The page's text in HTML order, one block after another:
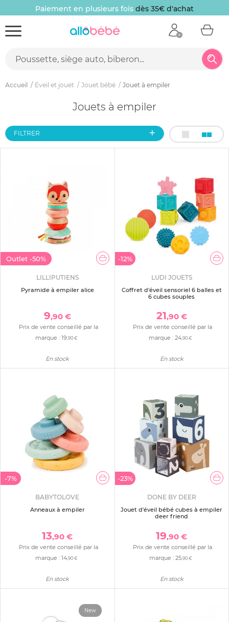
Paiement en plusieurs fois dès 35€ d'achat
Accueil Éveil et jouet Jouet bébé Jouet à empiler
Jouets à empiler
FILTRER
Outlet -50%
LILLIPUTIENS
Pyramide à empiler alice
9,90 €
Prix de vente conseillé par la
marque : 19 ,90 €
En stock
-12%
LUDI JOUETS
Coffret d'éveil sensoriel 6 balles et
6 cubes souples
21,90 €
Prix de vente conseillé par la
marque :24,90 €
En stock
-7%
BABYTOLOVE
Anneaux à empiler
13,90 €
Prix de vente conseillé par la
marque : 14,90 €
En stock
-23%
DONE BY DEER
Jouet d'éveil bébé cubes à empiler
deer friend
19,90 €
Prix de vente conseillé par la
marque : 25,90 €
En stock
New